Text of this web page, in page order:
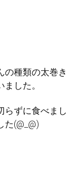
の種類の太巻き
した。
らずに食べまし
(@_@)